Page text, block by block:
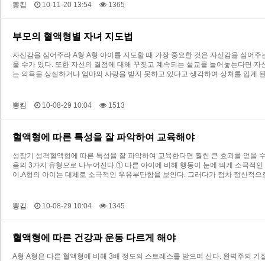
뽕킴 10-11-20 13:54 1365
부모의 혈액형별 자녀 지도법
자신감을 심어주라 A형 A형 아이를 지도할 때 가장 중요한 것은 자신감을 심어
울 수가 있다. 또한 자신의 결점에 대해 꾸짖고 계속되는 설교를 늘어놓는다면
는 의욕을 상실하거나 엄마의 사랑을 받지 못하고 있다고 생각하여 상처를 입게
뽕킴 10-08-29 10:04 1513
혈액형에 따른 특성을 잘 파악하여 교육해야
성장기 성격혈액형에 따른 특성을 잘 파악하여 교육한다면 훨씬 큰 효과를 얻을
음의 3가지 유형으로 나누어진다.① 다른 아이에 비해 행동이 눈에 띄게 소극적
이.A형의 아이는 대체로 소극적인 우유부단함을 보인다. 그러다가 점차 정신적
뽕킴 10-08-29 10:04 1345
혈액형에 따른 건강과 운동 다르게 해야
A형 A형은 다른 혈액형에 비해 3배 정도의 스트레스를 받으며 산다. 완벽주의